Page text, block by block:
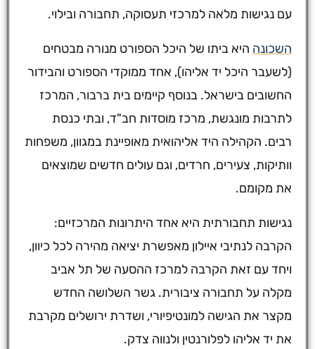
עם נגישות מלאה למרכזי תעסוקה, תחבורה ובילוי.
השכונההיא ביתו של היכל הספורט מנורה מבטחים
(לשעבר היכל יד אליהו), אחד ממוקדי הספורט והבידור
החשובים בישראל. בנוסף קיימים בית ברבור, המרכז
לתרבות מונגשת, מרכז מוסדות חב"ד, ובתי כנסת
רבים. הקהילה היד אליהואית מאופיינת במגוון, משפחות
וותיקות, צעירים, חרדים, וגם עולים חדשים שמוצאים
את מקומם.
נגישות תחבורתית היא אחד היתרונות המרכזיים:
הקרבה לנתיבי איילון מאפשרת יציאה מהירה לכל כיוון,
ויחד עם זאת הקרבה למרכז ההסעה של תל אביב
מקלה על תחבורה ציבורית. גשר השלושה החדש
מקצר את הגישה למונטיפיורי, ושדרת ירושלים מקרבת
את יד אליהו לפלורנטין ולנווה צדק.